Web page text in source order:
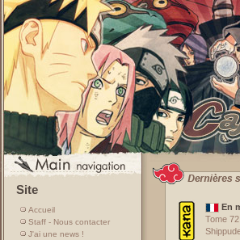
Site
Accueil
Staff - Nous contacter
J'ai une news !
En
Tome 72